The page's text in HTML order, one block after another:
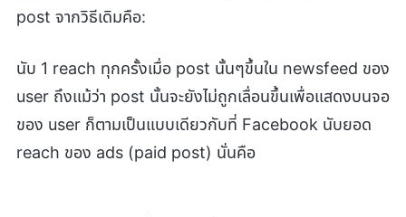
post จากวิธีเดิมคือ:
นับ 1 reach ทุกครั้งเมื่อ post นั้นๆขึ้นใน newsfeed ของ
user ถึงแม้ว่า post นั้นจะยังไม่ถูกเลื่อนขึ้นเพื่อแสดงบนจอ
ของ user ก็ตามเป็นแบบเดียวกับที่ Facebook นับยอด
reach ของ ads (paid post) นั่นคือ